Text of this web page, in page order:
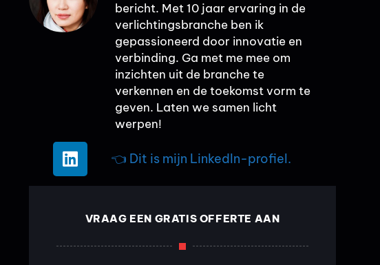
bericht. Met 10 jaar ervaring in de
verlichtingsbranche ben ik
gepassioneerd door innovatie en
verbinding. Ga met me mee om
inzichten uit de branche te
verkennen en de toekomst vorm te
geven. Laten we samen licht
werpen!
👈 Dit is mijn LinkedIn-profiel.
VRAAG EEN GRATIS OFFERTE AAN